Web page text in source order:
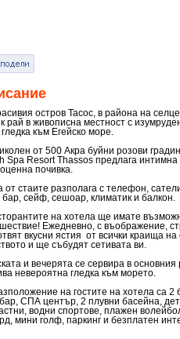
остров Тасос, в района на
рай в живописна местност с
към Егейско море.
от 500 Акра буйни розови
Spa Resort Thassos предлага
почивка.
от стаите разполага с телефон,
сейф, сешоар, климатик и балкон.
на хотела ще имате
Ежедневно, с въображение,
вкусни ястия от всички краища
и ще събудят сетивата ви.
и вечерята се сервира в
невероятна гледка към морето.
на гостите на хотела са
СПА център, 2 плувни басейна,
водни спортове, плажен
мини голф, паркинг и безплатен